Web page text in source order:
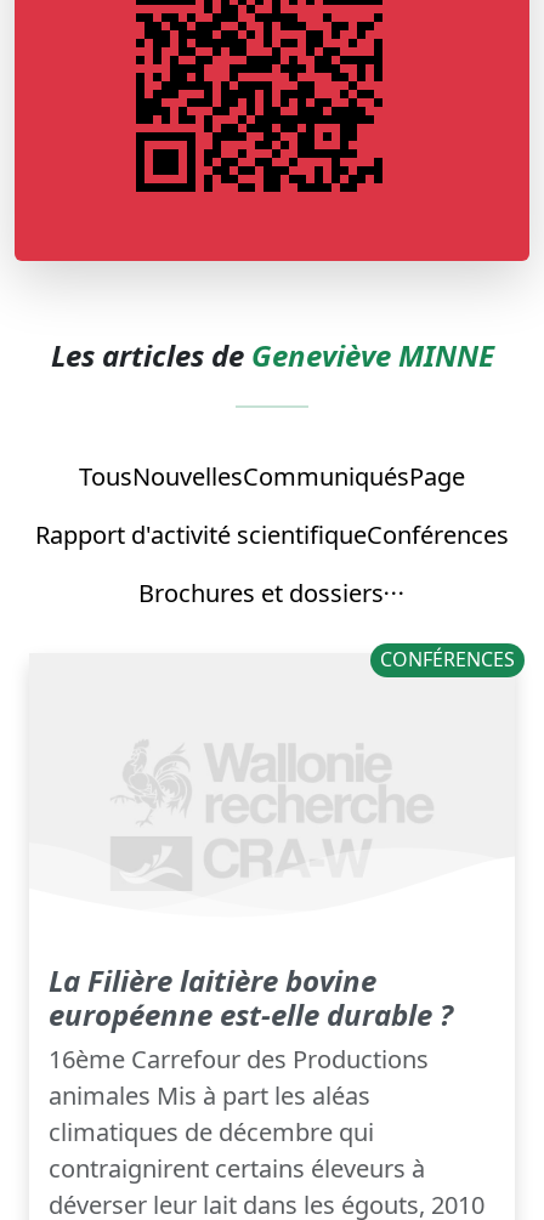
Les articles de Geneviève MINNE
TousNouvellesCommuniquésPage
Rapport d'activité scientifiqueConférences
Brochures et dossiers
CONFÉRENCES
La Filière laitière bovine
européenne est-elle durable ?
16ème Carrefour des Productions
animales Mis à part les aléas
climatiques de décembre qui
contraignirent certains éleveurs à
déverser leur lait dans les égouts, 2010